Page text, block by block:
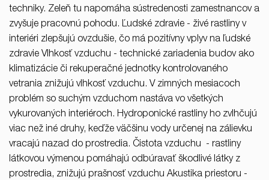
techniky. Zeleň tu napomáha sústredenosti zamestnancov a
zvyšuje pracovnú pohodu. Ľudské zdravie - živé rastliny v
interiéri zlepšujú ovzdušie, čo má pozitívny vplyv na ľudské
zdravie Vlhkosť vzduchu - technické zariadenia budov ako
klimatizácie či rekuperačné jednotky kontrolovaného
vetrania znižujú vlhkosť vzduchu. V zimných mesiacoch
problém so suchým vzduchom nastáva vo všetkých
vykurovaných interiéroch. Hydroponické rastliny ho zvlhčujú
viac než iné druhy, keďže väčšinu vody určenej na zálievku
vracajú nazad do prostredia. Čistota vzduchu - rastliny
látkovou výmenou pomáhajú odbúravať škodlivé látky z
prostredia, znižujú prašnosť vzduchu Akustika priestoru -